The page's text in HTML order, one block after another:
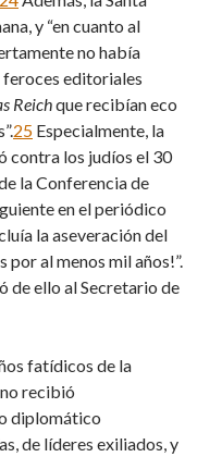
y “en cuanto al
no había
feroces editoriales
Reichque recibían eco
25 Especialmente, la
contra los judíos el 30
la Conferencia de
en el periódico
la aseveración del
por al menos mil años!”.
de ello al Secretario de
fatídicos de la
recibió
diplomático
de líderes exiliados, y